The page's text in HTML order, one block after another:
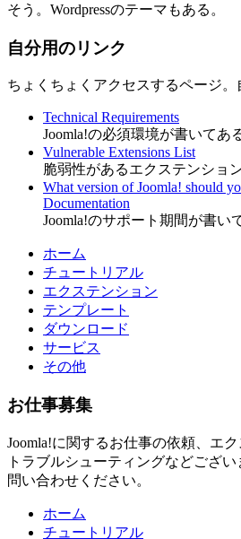
そう。Wordpressのテーマもある。
自分用のリンク
ちょくちょくアクセスするページ。
Technical Requirements
Joomla!の必須環境が書いてあ
Vulnerable Extensions List
脆弱性があるエクステンショ
What version of Joomla! should
Documentation
Joomla!のサポート期間が書い
ホーム
チュートリアル
エクステンション
テンプレート
ダウンロード
サービス
その他
お仕事募集
Joomla!に関するお仕事の依頼、エ
トラブルシューティングなどござい
問い合わせください。
ホーム
チュートリアル